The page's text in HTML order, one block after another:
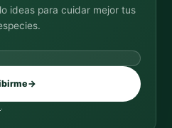
ideas para cuidar mejor tus
→
.